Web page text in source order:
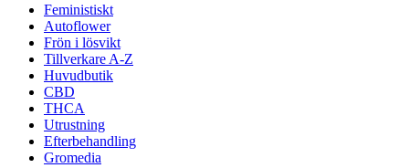
Feministiskt
Autoflower
Frön i lösvikt
Tillverkare A-Z
Huvudbutik
CBD
THCA
Utrustning
Efterbehandling
Gromedia